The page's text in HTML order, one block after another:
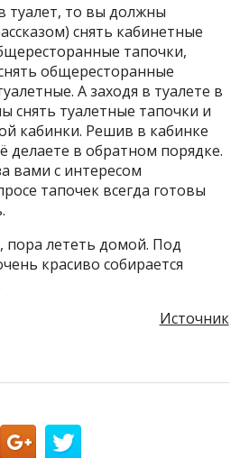
туалет, то вы должны
снять кабинетные
тапочки,
общересторанные
А заходя в туалете в
снять туалетные тапочки и
кабинки. Решив в кабинке
делаете в обратном порядке.
вами с интересом
тапочек всегда готовы
пора лететь домой. Под
красиво собирается
Источник